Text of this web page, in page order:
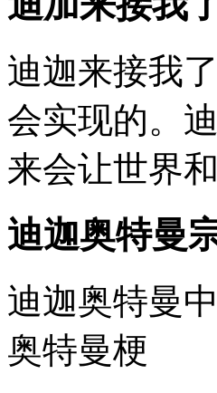
迪迦来接我
会实现的。
来会让世界
迪迦奥特曼
迪迦奥特曼
奥特曼梗